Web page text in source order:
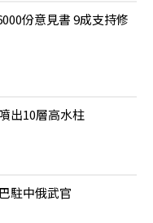
份意見書 9成支持修
出10層高水柱
駐中俄武官